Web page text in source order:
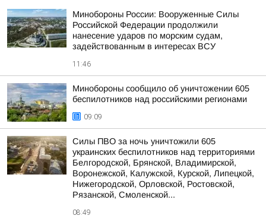
Минобороны России: Вооруженные Силы
Российской Федерации продолжили
нанесение ударов по морским судам,
задействованным в интересах ВСУ
11:46
Минобороны сообщило об уничтожении 605
беспилотников над российскими регионами
09:09
Силы ПВО за ночь уничтожили 605
украинских беспилотников над территориями
Белгородской, Брянской, Владимирской,
Воронежской, Калужской, Курской, Липецкой,
Нижегородской, Орловской, Ростовской,
Рязанской, Смоленской...
08:49